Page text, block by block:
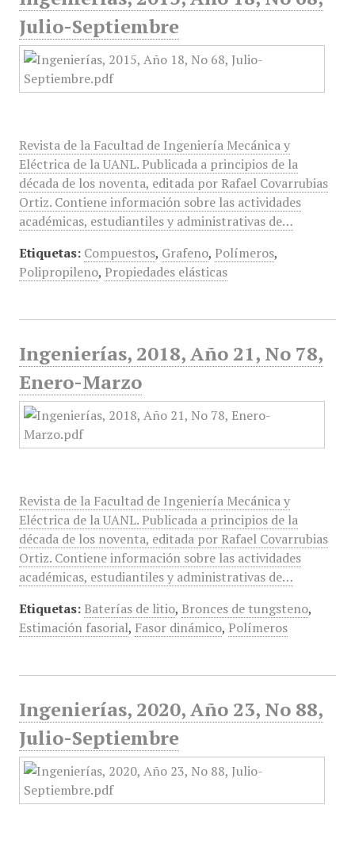
Julio-Septiembre
Revista de la Facultad de Ingeniería Mecánica y
Eléctrica de la UANL. Publicada a principios de la
década de los noventa, editada por Rafael Covarrubias
Ortiz. Contiene información sobre las actividades
académicas, estudiantiles y administrativas de…
Etiquetas: Compuestos, Grafeno, Polímeros,
Polipropileno, Propiedades elásticas
Ingenierías, 2018, Año 21, No 78,
Enero-Marzo
Revista de la Facultad de Ingeniería Mecánica y
Eléctrica de la UANL. Publicada a principios de la
década de los noventa, editada por Rafael Covarrubias
Ortiz. Contiene información sobre las actividades
académicas, estudiantiles y administrativas de…
Etiquetas: Baterías de litio, Bronces de tungsteno,
Estimación fasorial, Fasor dinámico, Polímeros
Ingenierías, 2020, Año 23, No 88,
Julio-Septiembre